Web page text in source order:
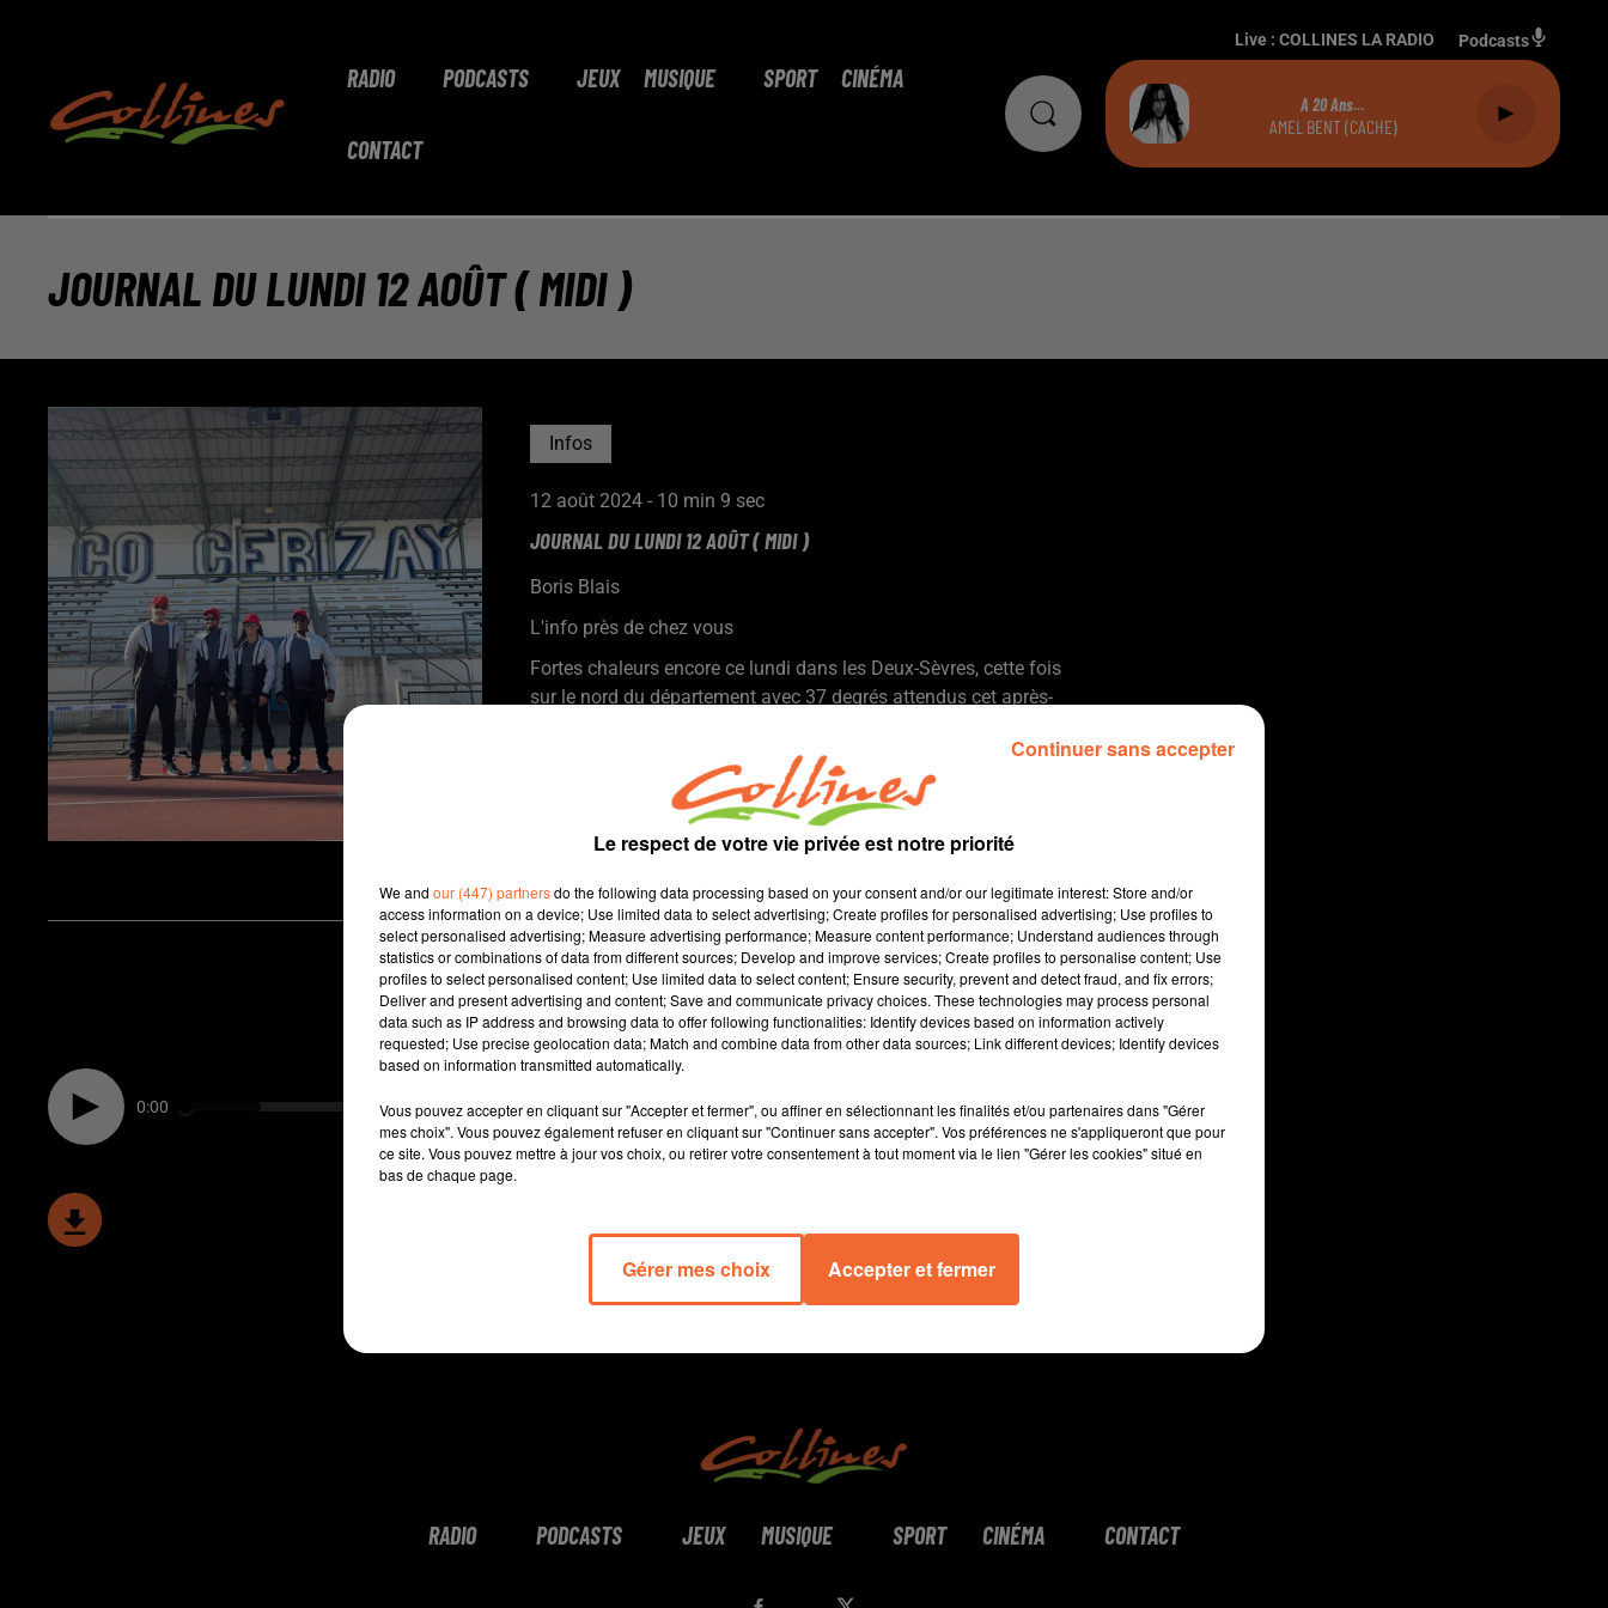
RADIO PODCASTS JEUX MUSIQUE SPORT CINÉMA
CONTACT
Live : COLLINES LA RADIO Podcasts
A 20 Ans…
AMEL BENT (CACHE)
JOURNAL DU LUNDI 12 AOÛT ( MIDI )
Infos
12 août 2024 - 10 min 9 sec
JOURNAL DU LUNDI 12 AOÛT ( MIDI )
Boris Blais
L'info près de chez vous
Fortes chaleurs encore ce lundi dans les Deux-Sèvres, cette fois
sur le nord du département avec 37 degrés attendus cet après-
Retour sur les JO qui se sont clôturés hier soir, et sur la 16e
place obtenue par le bressuirais Hugo Hay lors de la finale du 5
Dans le même temps une soixantaine de deux-sévriens ont
L’été sportif n’est pas fini puisque les jeux paralympiques
commencent bientôt. Le bocage accueille en ce moment des
athlètes du Mozambique venus se préparer pour cette échéance
( photo ).
Théâtre : les femmes savantes sont sur les planches ce soir à
Thouars.
0:00 10 min 9 sec
RADIO PODCASTS JEUX MUSIQUE SPORT CINÉMA CONTACT
Le respect de votre vie privée est notre priorité
We and our (447) partnersdo the following data processing based on your consent and/or our legitimate interest: Store and/or
access information on a device; Use limited data to select advertising; Create profiles for personalised advertising; Use profiles to
select personalised advertising; Measure advertising performance; Measure content performance; Understand audiences through
statistics or combinations of data from different sources; Develop and improve services; Create profiles to personalise content; Use
profiles to select personalised content; Use limited data to select content; Ensure security, prevent and detect fraud, and fix errors;
Deliver and present advertising and content; Save and communicate privacy choices. These technologies may process personal
data such as IP address and browsing data to offer following functionalities: Identify devices based on information actively
requested; Use precise geolocation data; Match and combine data from other data sources; Link different devices; Identify devices
based on information transmitted automatically.
Vous pouvez accepter en cliquant sur "Accepter et fermer", ou affiner en sélectionnant les finalités et/ou partenaires dans "Gérer
mes choix". Vous pouvez également refuser en cliquant sur "Continuer sans accepter". Vos préférences ne s'appliqueront que pour
ce site. Vous pouvez mettre à jour vos choix, ou retirer votre consentement à tout moment via le lien "Gérer les cookies" situé en
bas de chaque page.
Gérer mes choix Accepter et fermer
Continuer sans accepter